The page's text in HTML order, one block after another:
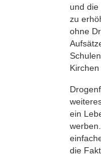
und die
zu
ohne
ein
die